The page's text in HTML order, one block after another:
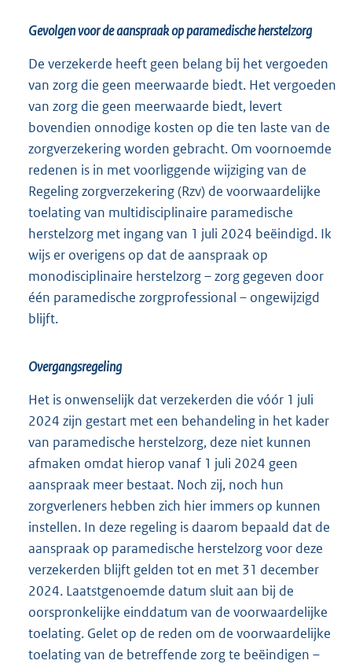
Gevolgen voor de aanspraak op paramedische herstelzorg
De verzekerde heeft geen belang bij het vergoeden
van zorg die geen meerwaarde biedt. Het vergoeden
van zorg die geen meerwaarde biedt, levert
bovendien onnodige kosten op die ten laste van de
zorgverzekering worden gebracht. Om voornoemde
redenen is in met voorliggende wijziging van de
Regeling zorgverzekering (Rzv) de voorwaardelijke
toelating van multidisciplinaire paramedische
herstelzorg met ingang van 1 juli 2024 beëindigd. Ik
wijs er overigens op dat de aanspraak op
monodisciplinaire herstelzorg – zorg gegeven door
één paramedische zorgprofessional – ongewijzigd
blijft.
Overgangsregeling
Het is onwenselijk dat verzekerden die vóór 1 juli
2024 zijn gestart met een behandeling in het kader
van paramedische herstelzorg, deze niet kunnen
afmaken omdat hierop vanaf 1 juli 2024 geen
aanspraak meer bestaat. Noch zij, noch hun
zorgverleners hebben zich hier immers op kunnen
instellen. In deze regeling is daarom bepaald dat de
aanspraak op paramedische herstelzorg voor deze
verzekerden blijft gelden tot en met 31 december
2024. Laatstgenoemde datum sluit aan bij de
oorspronkelijke einddatum van de voorwaardelijke
toelating. Gelet op de reden om de voorwaardelijke
toelating van de betreffende zorg te beëindigen –